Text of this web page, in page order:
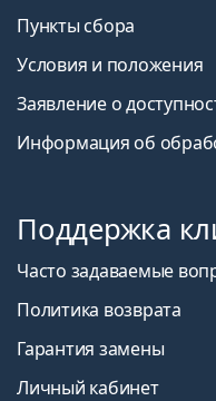
Пункты сбора
Условия и положения
Заявление о
Информация об
Поддержка
Часто задаваемые
Политика возврата
Гарантия замены
Личный кабинет